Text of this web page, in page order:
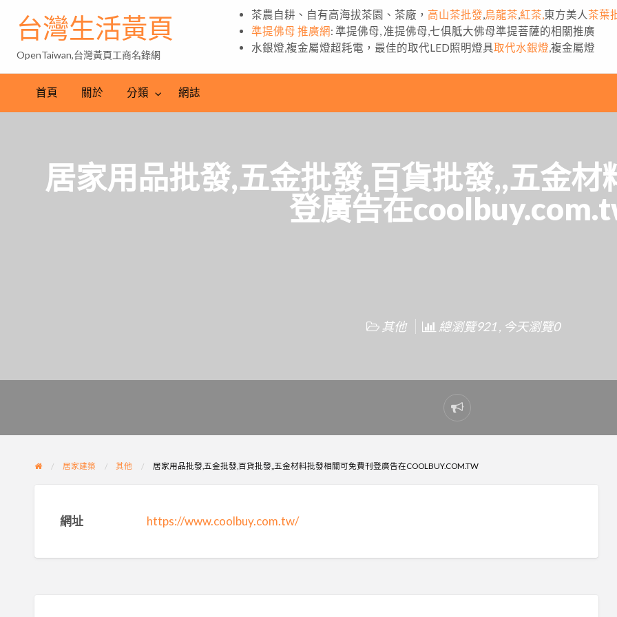
台灣生活黃頁
OpenTaiwan,台灣黃頁工商名錄網
茶農自耕、自有高海拔茶園、茶廠， 高山茶批發 烏龍茶 紅茶, 東方美人 茶葉
準提佛母 推廣網: 準提佛母, 准提佛母,七俱胝大佛母準提菩薩的相關推廣
水銀燈,複金屬燈超耗電，最佳的取代LED照明燈具取代水銀燈 ,複金屬燈
首頁 關於 分類 網誌
居家用品批發,五金批發,百貨批發,,五金
登廣告在
其他 總瀏覽921 , 今天瀏覽0
Report
problem
居家建築 其他 居家用品批發,五金批發,百貨批發,,五金材料批發相關可免費刊登廣告在COOLBUY.COM.TW
網址 https://www.coolbuy.com.tw/